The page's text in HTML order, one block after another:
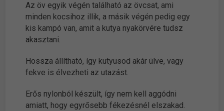
Az öv egyik végén található az övcsat, ami
minden kocsihoz illik, a másik végén pedig egy
kis kampó van, amit a kutya nyakörvére tudsz
akasztani.
Hossza állítható, így kutyusod akár ülve, vagy
fekve is élvezheti az utazást.
Erős nylonból készült, így nem kell aggódni
amiatt, hogy egyrősebb fékezésnél elszakad.